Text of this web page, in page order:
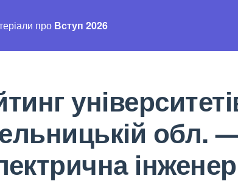
про Вступ 2026
обл.